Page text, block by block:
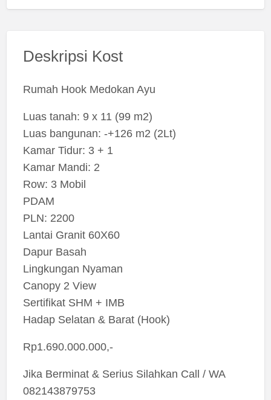
Deskripsi Kost
Rumah Hook Medokan Ayu
Luas tanah: 9 x 11 (99 m2)
Luas bangunan: -+126 m2 (2Lt)
Kamar Tidur: 3 + 1
Kamar Mandi: 2
Row: 3 Mobil
PDAM
PLN: 2200
Lantai Granit 60X60
Dapur Basah
Lingkungan Nyaman
Canopy 2 View
Sertifikat SHM + IMB
Hadap Selatan & Barat (Hook)
Rp1.690.000.000,-
Jika Berminat & Serius Silahkan Call / WA
082143879753